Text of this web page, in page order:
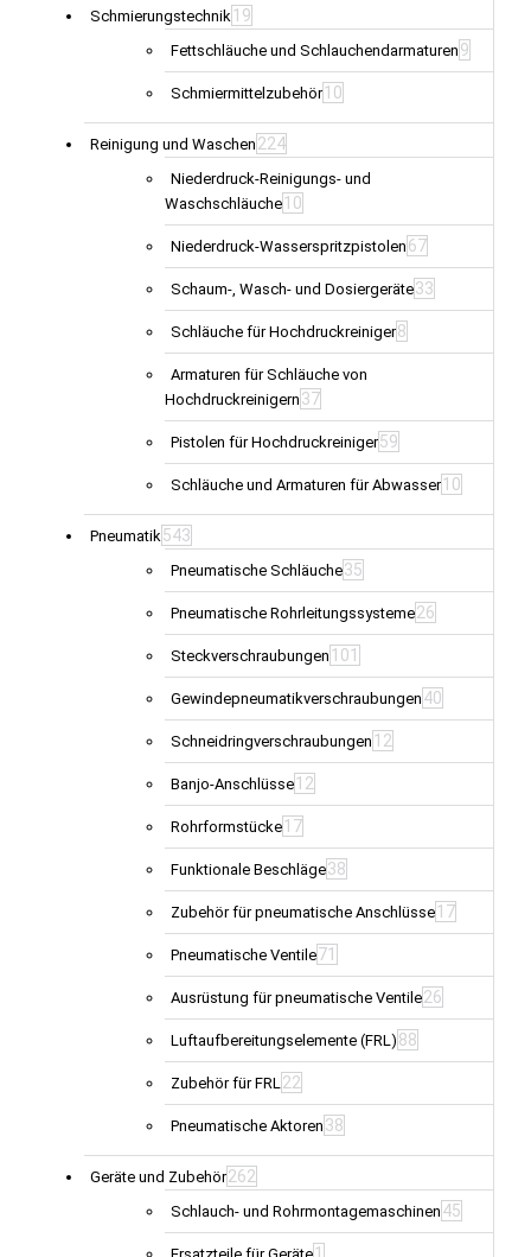
Schmierungstechnik 19
Fettschläuche und Schlauchendarmaturen 9
Schmiermittelzubehör 10
Reinigung und Waschen 224
Niederdruck-Reinigungs- und
Waschschläuche 10
Niederdruck-Wasserspritzpistolen 67
Schaum-, Wasch- und Dosiergeräte33
Schläuche für Hochdruckreiniger8
Armaturen für Schläuche von
Hochdruckreinigern 37
Pistolen für Hochdruckreiniger59
Schläuche und Armaturen für Abwasser 10
Pneumatik 543
Pneumatische Schläuche35
Pneumatische Rohrleitungssysteme26
Steckverschraubungen 101
Gewindepneumatikverschraubungen 40
Schneidringverschraubungen 12
Banjo-Anschlüsse 12
Rohrformstücke 17
Funktionale Beschläge38
Zubehör für pneumatische Anschlüsse 17
Pneumatische Ventile71
Ausrüstung für pneumatische Ventile26
Luftaufbereitungselemente (FRL) 88
Zubehör für FRL 22
Pneumatische Aktoren 38
Geräte und Zubehör262
Schlauch- und Rohrmontagemaschinen 45
1